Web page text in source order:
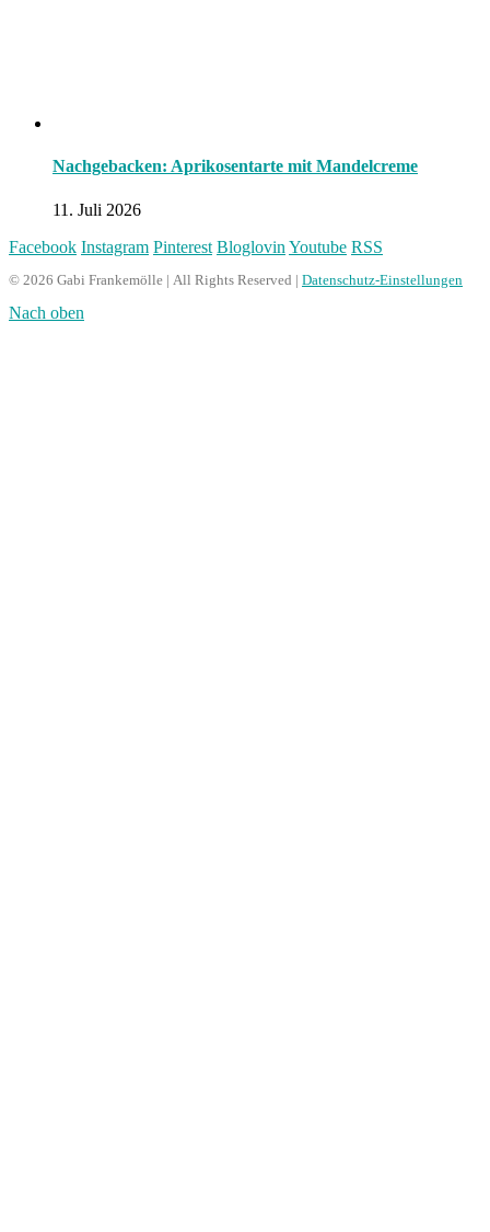
Nachgebacken: Aprikosentarte mit Mandelcreme
11. Juli 2026
Facebook Instagram Pinterest Bloglovin Youtube RSS
© 2026 Gabi Frankemölle | All Rights Reserved | Datenschutz-Einstellungen
Nach oben